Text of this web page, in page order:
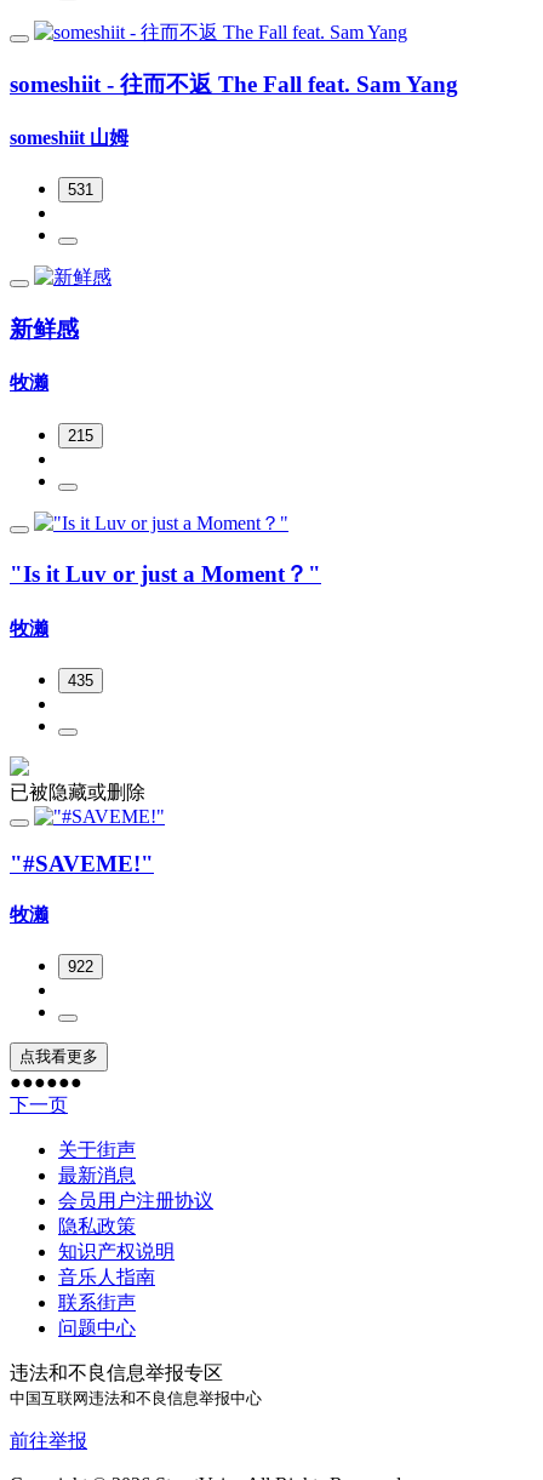
someshiit - 往而不返 The Fall feat. Sam Yang
someshiit 山姆
531
新鲜感
牧濑
215
"Is it Luv or just a Moment？"
牧濑
435
已被隐藏或删除
"#SAVEME!"
牧濑
922
点我看更多
●●●●●●
下一页
关于街声
最新消息
会员用户注册协议
隐私政策
知识产权说明
音乐人指南
联系街声
问题中心
违法和不良信息举报专区
中国互联网违法和不良信息举报中心
前往举报